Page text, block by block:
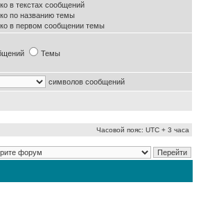
в текстах сообщений
по названию темы
в первом сообщении темы
Темы
символов сообщений
Часовой пояс: UTC + 3 часа